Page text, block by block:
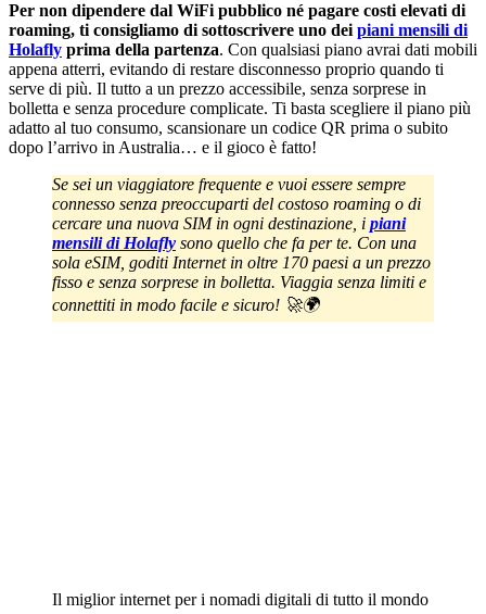
Per non dipendere dal WiFi pubblico né pagare costi elevati di
roaming, ti consigliamo di sottoscrivere uno deipiani mensili di
Holafly prima della partenza. Con qualsiasi piano avrai dati mobili
appena atterri, evitando di restare disconnesso proprio quando ti
serve di più. Il tutto a un prezzo accessibile, senza sorprese in
bolletta e senza procedure complicate. Ti basta scegliere il piano più
adatto al tuo consumo, scansionare un codice QR prima o subito
dopo l’arrivo in Australia… e il gioco è fatto!
Se sei un viaggiatore frequente e vuoi essere sempre
connesso senza preoccuparti del costoso roaming o di
cercare una nuova SIM in ogni destinazione, i piani
mensili di Holafly sono quello che fa per te. Con una
sola eSIM, goditi Internet in oltre 170 paesi a un prezzo
fisso e senza sorprese in bolletta. Viaggia senza limiti e
connettiti in modo facile e sicuro! 🚀🌍
Il miglior internet per i nomadi digitali di tutto il mondo